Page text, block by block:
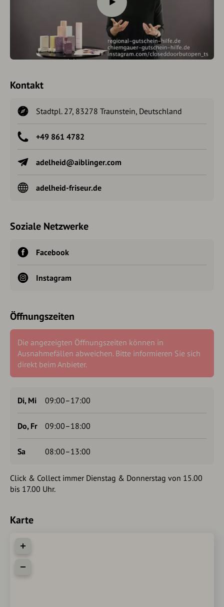
Kontakt
Stadtpl. 27, 83278 Traunstein, Deutschland
+49 861 4782
adelheid@aiblinger.com
adelheid-friseur.de
Soziale Netzwerke
Facebook
Instagram
Öffnungszeiten
Die angezeigten Öffnungszeiten können in
Ausnahmefällen abweichen. Bitte informieren Sie sich
direkt beim Anbieter.
Di, Mi 09:00–17:00
Do, Fr 09:00–18:00
Sa 08:00–13:00
Click & Collect immer Dienstag & Donnerstag von 15.00
bis 17.00 Uhr.
Karte